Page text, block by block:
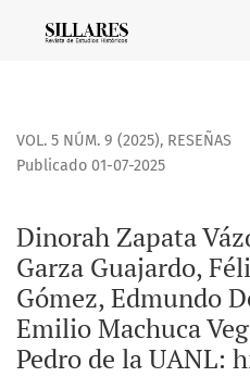
Dinorah Zapata Vázquez,
VOL. 5 NÚM. 9 (2025), RESEÑAS
Dinorah Zapata
Garza Guajardo,
Gómez, Edmundo
Emilio Machuca
Pedro de la UANL:
Publicado 01-07-2025